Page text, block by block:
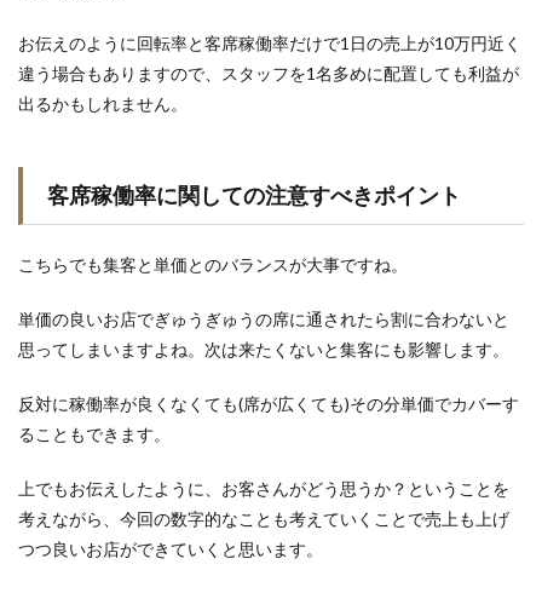
お伝えのように回転率と客席稼働率だけで1日の売上が10万円近く
違う場合もありますので、スタッフを1名多めに配置しても利益が
出るかもしれません。
客席稼働率に関しての注意すべきポイント
こちらでも集客と単価とのバランスが大事ですね。
単価の良いお店でぎゅうぎゅうの席に通されたら割に合わないと
思ってしまいますよね。次は来たくないと集客にも影響します。
反対に稼働率が良くなくても(席が広くても)その分単価でカバーす
ることもできます。
上でもお伝えしたように、お客さんがどう思うか？ということを
考えながら、今回の数字的なことも考えていくことで売上も上げ
つつ良いお店ができていくと思います。